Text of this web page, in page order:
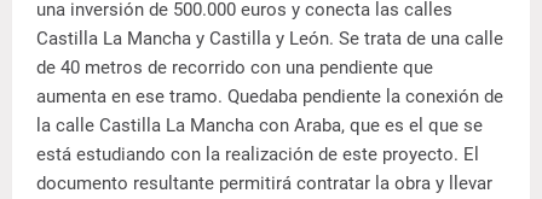
una inversión de 500.000 euros y conecta las calles
Castilla La Mancha y Castilla y León. Se trata de una calle
de 40 metros de recorrido con una pendiente que
aumenta en ese tramo. Quedaba pendiente la conexión de
la calle Castilla La Mancha con Araba, que es el que se
está estudiando con la realización de este proyecto. El
documento resultante permitirá contratar la obra y llevar